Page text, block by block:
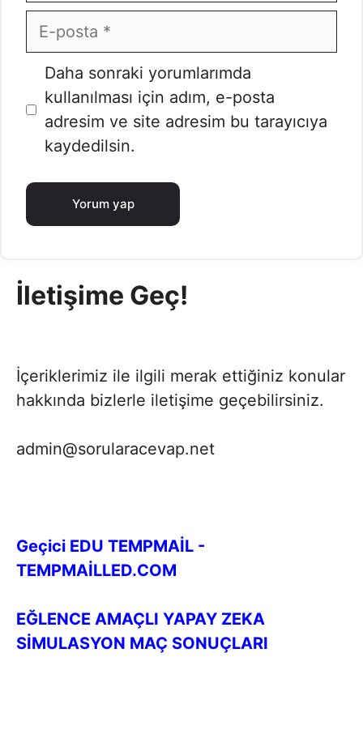
E-
posta
İnternet
sitesi
Daha sonraki yorumlarımda
kullanılması için adım, e-posta
adresim ve site adresim bu tarayıcıya
kaydedilsin.
İletişime Geç!
İçeriklerimiz ile ilgili merak ettiğiniz konular
hakkında bizlerle iletişime geçebilirsiniz.
admin@sorularacevap.net
Geçici EDU TEMPMAİL -
TEMPMAİLLED.COM
EĞLENCE AMAÇLI YAPAY ZEKA
SİMULASYON MAÇ SONUÇLARI